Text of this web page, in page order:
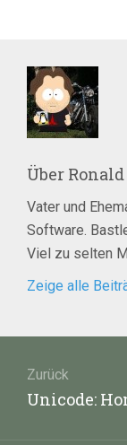
Über Ronald
Vater und
Software.
Viel zu selten
Zeige alle
Zurück
Vorheriger
Unicode: